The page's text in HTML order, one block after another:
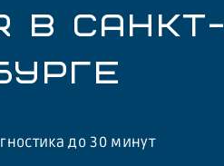
В САНКТ-
до 30 минут